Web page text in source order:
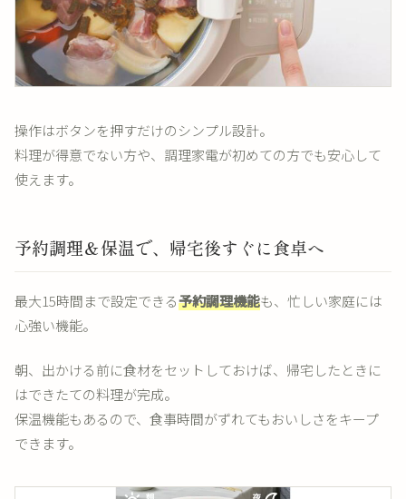
操作はボタンを押すだけのシンプル設計。
料理が得意でない方や、調理家電が初めての方でも安心して
使えます。
予約調理＆保温で、帰宅後すぐに食卓へ
最大15時間まで設定できる予約調理機能も、忙しい家庭には
心強い機能。
朝、出かける前に食材をセットしておけば、帰宅したときに
はできたての料理が完成。
保温機能もあるので、食事時間がずれてもおいしさをキープ
できます。